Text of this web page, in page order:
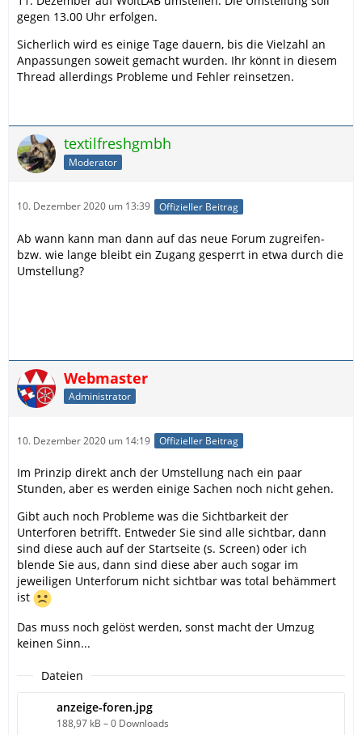
gegen 13.00 Uhr erfolgen.
Sicherlich wird es einige Tage dauern, bis die Vielzahl an
Anpassungen soweit gemacht wurden. Ihr könnt in diesem
Thread allerdings Probleme und Fehler reinsetzen.
textilfreshgmbh
Moderator
10. Dezember 2020 um 13:39 Offizieller Beitrag
Ab wann kann man dann auf das neue Forum zugreifen-
bzw. wie lange bleibt ein Zugang gesperrt in etwa durch die
Umstellung?
Webmaster
Administrator
10. Dezember 2020 um 14:19 Offizieller Beitrag
Im Prinzip direkt anch der Umstellung nach ein paar
Stunden, aber es werden einige Sachen noch nicht gehen.
Gibt auch noch Probleme was die Sichtbarkeit der
Unterforen betrifft. Entweder Sie sind alle sichtbar, dann
sind diese auch auf der Startseite (s. Screen) oder ich
blende Sie aus, dann sind diese aber auch sogar im
jeweiligen Unterforum nicht sichtbar was total behämmert
ist
Das muss noch gelöst werden, sonst macht der Umzug
keinen Sinn...
Dateien
anzeige-foren.jpg
188,97 kB – 0 Downloads